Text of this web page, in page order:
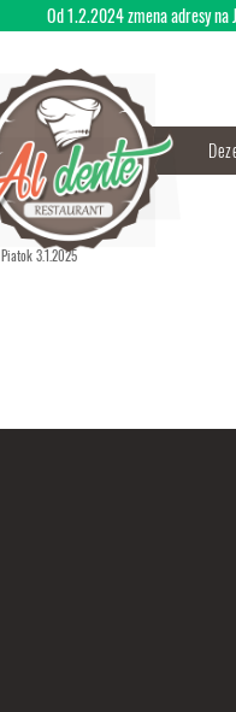
Piatok 3.1.2025
Od 1.2.2024 zmena adresy na